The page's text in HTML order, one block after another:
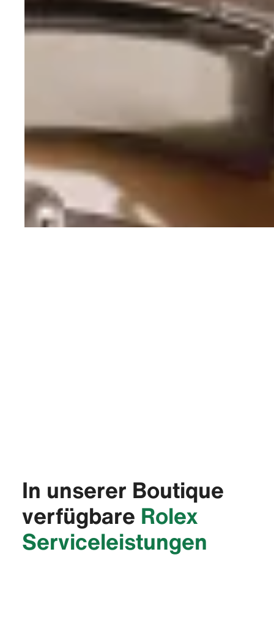
In unserer Boutique
verfügbare Rolex
Service­leistungen